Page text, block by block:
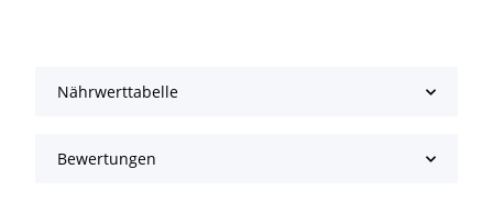
Nährwerttabelle
Bewertungen